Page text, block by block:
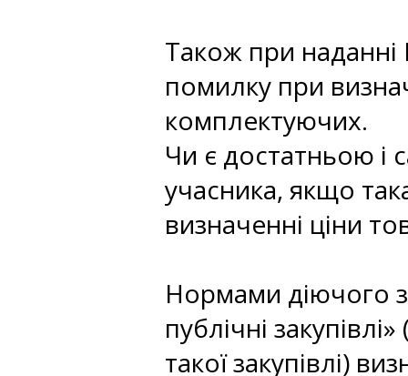
Також при
помилку при
комплектуючих.
Чи є достатньою і
учасника, якщо
визначенні ціни
Нормами діючого
публічні
такої закупівлі)